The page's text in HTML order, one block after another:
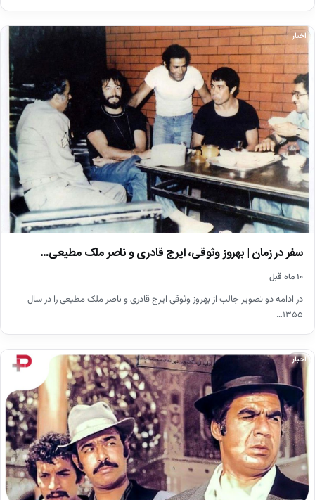
اخبار
سفر در زمان | بهروز وثوقی، ایرج قادری و ناصر ملک مطیعی…
۱۰ ماه قبل
در ادامه دو تصویر جالب از بهروز وثوقی ایرج قادری و ناصر ملک مطیعی را در سال
۱۳۵۵…
اخبار